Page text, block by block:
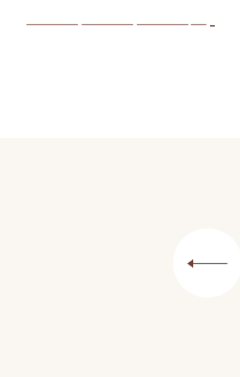
——————————-